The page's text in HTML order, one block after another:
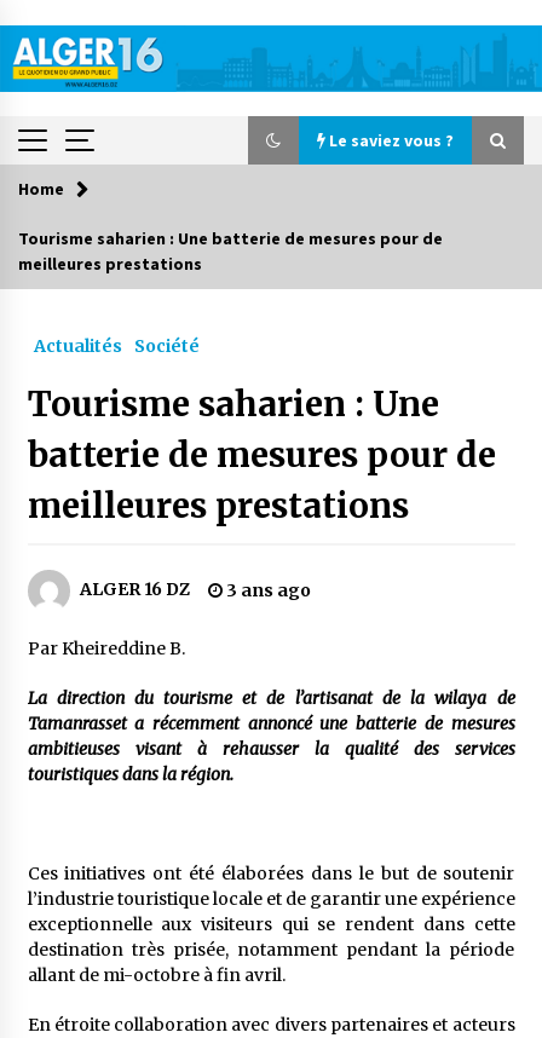
content
Le saviez vous ?
Le saviez vous ?
Début des camps d’été pour un deuxième
groupe d’enfants autistes
Parking de la Promenade des Sablettes : Mis en
service de bornes automatiques
ayants droit
La Gendarmerie nationale lance ses comptes
officiels sur les réseaux sociaux
1 semaine ago
1 semaine ago
En service à partir du 1er août prochain :
Lancement de la plateforme numérique dédiée
à l’importation
Home
Tourisme saharien : Une batterie de mesures pour de
meilleures prestations
Actualités Société
Tourisme saharien : Une
batterie de mesures pour de
meilleures prestations
ALGER 16 DZ 3 ans ago
Par Kheireddine B.
La direction du tourisme et de l’artisanat de la wilaya de
Tamanrasset a récemment annoncé une batterie de mesures
ambitieuses visant à rehausser la qualité des services
touristiques dans la région.
Ces initiatives ont été élaborées dans le but de soutenir
l’industrie touristique locale et de garantir une expérience
exceptionnelle aux visiteurs qui se rendent dans cette
destination très prisée, notamment pendant la période
allant de mi-octobre à fin avril.
En étroite collaboration avec divers partenaires et acteurs